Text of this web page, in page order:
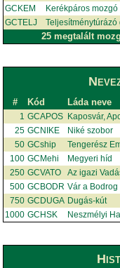
GCKEM
Kerékpáros mozgó
GCTELJ
25 megtalált
# Kód Láda neve
1 GCAPOS Kaposvár,
25 GCNIKE Niké szobor
50 GCship Tengerész
100 GCMehi Megyeri híd
250 GCVATO Az igazi
500 GCBODR Vár a Bodrog
750 GCDUGA Dugás-kút
1000 GCHSK Neszmélyi